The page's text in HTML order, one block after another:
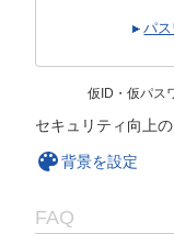
パ
仮ID・仮パス
セキュリティ向上
背景を設定
FAQ